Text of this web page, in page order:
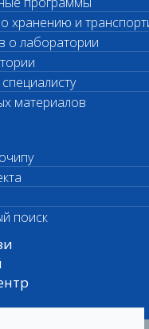
хранению и
о лаборатории
материалов
поиск